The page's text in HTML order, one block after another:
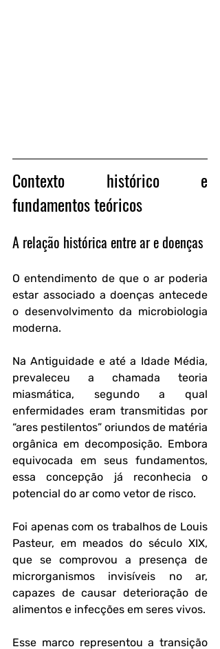
Contexto histórico e
fundamentos teóricos
A relação histórica entre ar e doenças
O entendimento de que o ar poderia
estar associado a doenças antecede
o desenvolvimento da microbiologia
moderna.
Na Antiguidade e até a Idade Média,
prevaleceu a chamada teoria
miasmática, segundo a qual
enfermidades eram transmitidas por
“ares pestilentos” oriundos de matéria
orgânica em decomposição. Embora
equivocada em seus fundamentos,
essa concepção já reconhecia o
potencial do ar como vetor de risco.
Foi apenas com os trabalhos de Louis
Pasteur, em meados do século XIX,
que se comprovou a presença de
microrganismos invisíveis no ar,
capazes de causar deterioração de
Esse marco representou a transição